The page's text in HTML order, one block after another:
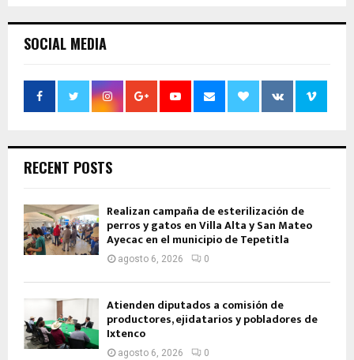
SOCIAL MEDIA
RECENT POSTS
Realizan campaña de esterilización de
perros y gatos en Villa Alta y San Mateo
Ayecac en el municipio de Tepetitla
agosto 6, 2026 0
Atienden diputados a comisión de
productores, ejidatarios y pobladores de
Ixtenco
agosto 6, 2026 0